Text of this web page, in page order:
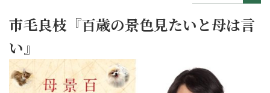
市毛良枝『百歳の景色見たいと母は言
い』